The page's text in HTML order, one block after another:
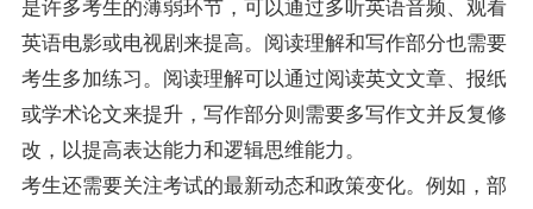
是许多考生的薄弱环节，可以通过多听英语音频、观看
英语电影或电视剧来提高。阅读理解和写作部分也需要
考生多加练习。阅读理解可以通过阅读英文文章、报纸
或学术论文来提升，写作部分则需要多写作文并反复修
改，以提高表达能力和逻辑思维能力。
考生还需要关注考试的最新动态和政策变化。例如，部